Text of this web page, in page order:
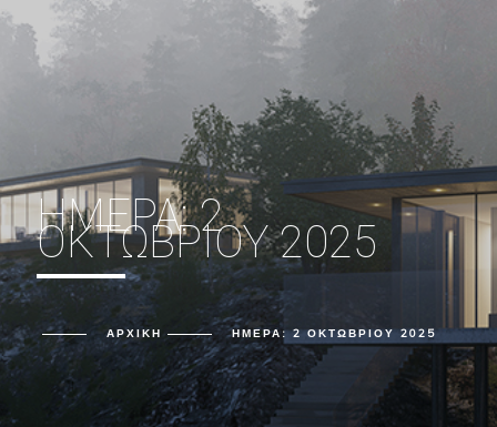
ΗΜΈΡΑ:2
ΟΚΤΩΒΡΊΟΥ 2025
ΑΡΧΙΚΗ ΗΜΈΡΑ:2 ΟΚΤΩΒΡΊΟΥ 2025